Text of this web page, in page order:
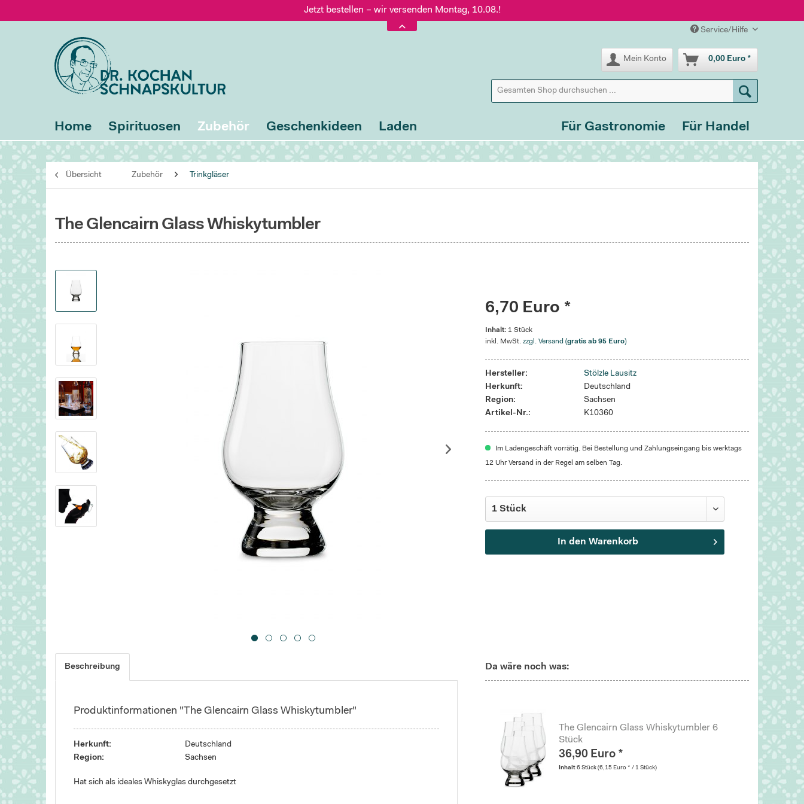
Jetzt bestellen – wir versenden Montag, 10.08.!
Versand nur 5,60 €, gratis ab 95 € Warenwert
Jetzt bestellen – wir versenden Montag, 10.08.!
Service/Hilfe
Mein Konto 0,00 Euro *
Home Spirituosen Zubehör Geschenkideen Laden Für Handel
Für Gastronomie
Übersicht Zubehör Trinkgläser
The Glencairn Glass Whiskytumbler
6,70 Euro *
Inhalt: 1 Stück
inkl. MwSt.zzgl. Versand (gratis ab 95 Euro)
Hersteller:
Stölzle Lausitz
Herkunft:
Deutschland
Region:
Sachsen
Artikel-Nr.:
K10360
Im Ladengeschäft vorrätig. Bei Bestellung und Zahlungseingang bis werktags
12 Uhr Versand in der Regel am selben Tag.
In den Warenkorb
Beschreibung
Produktinformationen "The Glencairn Glass Whiskytumbler"
Herkunft:
Deutschland
Region:
Sachsen
Hat sich als ideales Whiskyglas durchgesetzt
Da wäre noch was:
The Glencairn Glass Whiskytumbler 6
Stück
36,90 Euro *
Inhalt 6 Stück (6,15 Euro * / 1 Stück)